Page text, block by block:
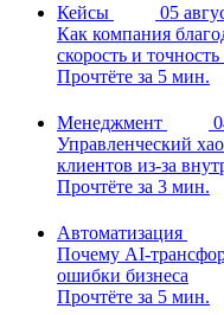
Кейсы
05
Как компания
скорость и
Прочтёте за 5 мин.
Менеджмент
Управленческий
клиентов из-за
Прочтёте за 3 мин.
Автоматизация
Почему AI-
ошибки бизнеса
Прочтёте за 5 мин.